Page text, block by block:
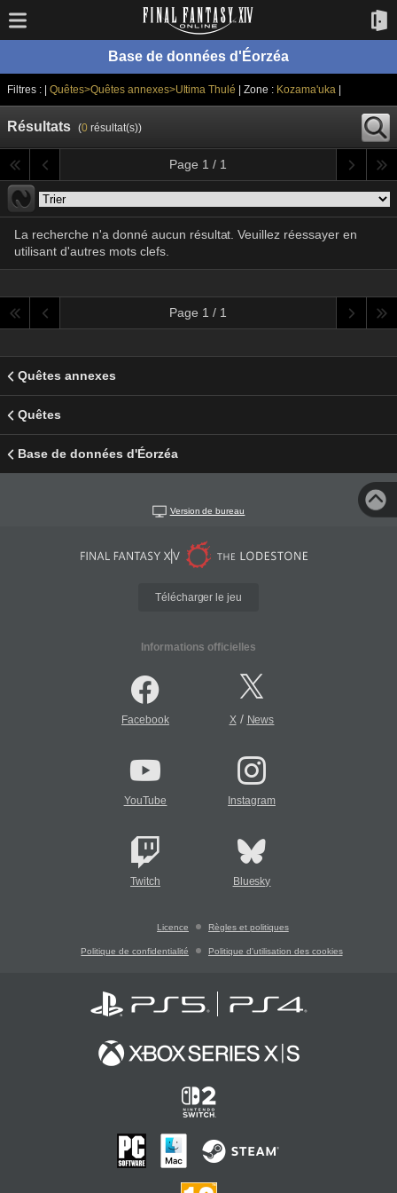
Base de données d'Éorzéa
Filtres : | Quêtes>Quêtes annexes>Ultima Thulé | Zone : Kozama'uka
Résultats (0résultat(s))
Page 1 / 1
La recherche n'a donné aucun résultat. Veuillez réessayer en
utilisant d'autres mots clefs.
Page 1 / 1
Quêtes annexes
Quêtes
Base de données d'Éorzéa
Version de bureau
Télécharger le jeu
Informations officielles
Facebook X/ News
YouTube Instagram
Twitch Bluesky
Licence Règles et politiques
Politique de confidentialité Politique d'utilisation des cookies